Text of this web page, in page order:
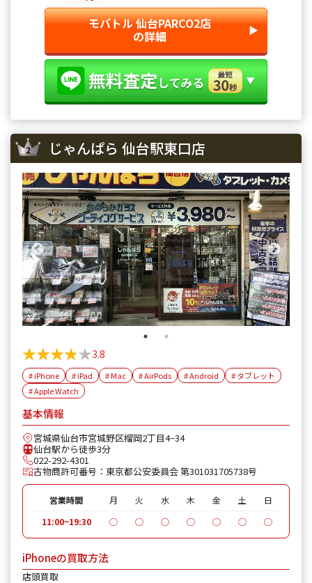
モバトル 仙台PARCO2店
の詳細 ▶︎
じゃんぱら 仙台駅東口店
★★★★★
★★★★★3.8
# iPhone # iPad # Mac # AirPods # Android
# タブレット
# Apple Watch
基本情報
宮城県仙台市宮城野区榴岡2丁目4−34
仙台駅から徒歩3分
022-292-4301
古物商許可番号：東京都公安委員会 第301031705738号
営業時間 月 火 水 木 金 土
日
11:00~19:30
◯ ◯ ◯ ◯ ◯ ◯ ◯
iPhoneの買取方法
店頭買取